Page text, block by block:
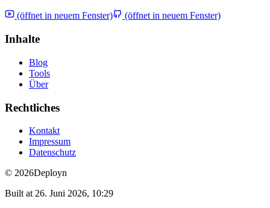
(öffnet in neuem Fenster) (öffnet in neuem Fenster)
Inhalte
Blog
Tools
Über
Rechtliches
Kontakt
Impressum
Datenschutz
© 2026Deployn
Built at 26. Juni 2026, 10:29